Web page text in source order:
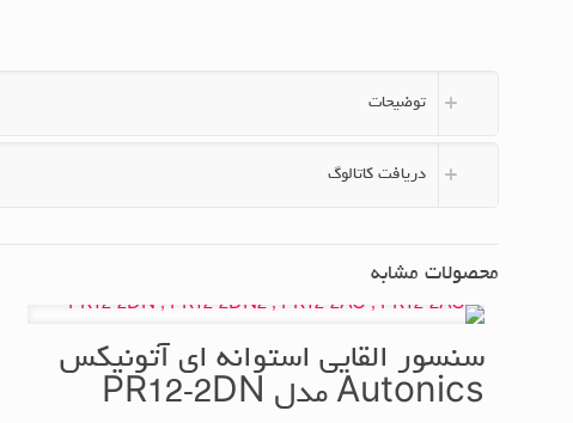
توضیحات
دریافت کاتالوگ
محصولات مشابه
سنسور القایی استوانه ای آتونیکس
Autonics مدل PR12-2DN